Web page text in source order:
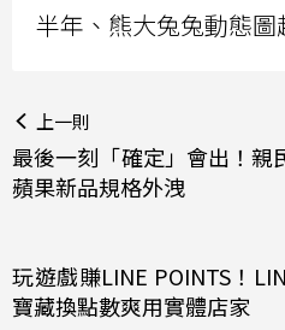
半年、熊大兔兔動態圖
上一則
最後一刻「確定」會出！親
蘋果新品規格外洩
玩遊戲賺LINE POINTS！
寶藏換點數爽用實體店家